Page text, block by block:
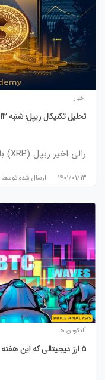
اخبار
تحلیل تکنیکال ریپل؛ شنبه 13 فروردین
رالی اخیر ریپل (XRP) با برخورد به مقاومت…
۱۴۰۱/۰۱/۱۳ ارسال شده توسط
آلتکوین ها
5 ارز دیجیتالی که این هفته باید زیر نظر بگیرید